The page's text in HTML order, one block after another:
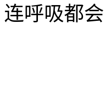
连呼吸都